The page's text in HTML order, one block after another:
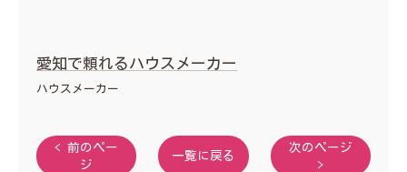
愛知で頼れるハウスメーカー
ハウスメーカー
< 前のペー
ジ
一覧に戻る
次のページ
>